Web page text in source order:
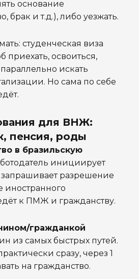
основание
брак и т.д.), либо уезжать.
студенческая виза
приехать, освоиться,
искать
Но сама по себе
для ВНЖ:
пенсия, роды
в бразильскую
инициирует
разрешение
иностранного
к ПМЖ и гражданству.
гражданкой
из самых быстрых путей.
сразу, через 1
на гражданство.